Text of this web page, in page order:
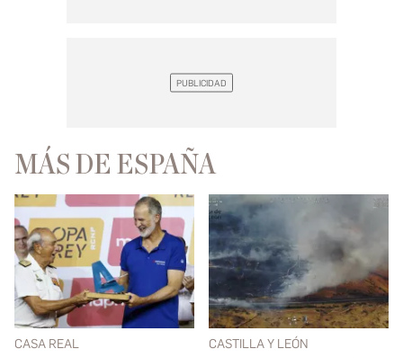
MÁS DE ESPAÑA
CASA REAL CASTILLA Y LEÓN